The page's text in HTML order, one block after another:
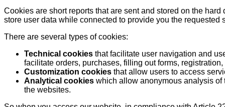
Cookies are short reports that are sent and stored on the
store user data while connected to provide you the
There are several types of cookies:
Technical cookies that facilitate user navigation and
facilitate orders, purchases, filling out forms,
Customization cookies that allow users to access
Analytical cookies which allow anonymous analysis
the websites.